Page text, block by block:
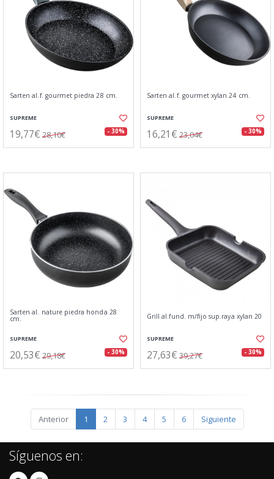
Sarten al.f. gourmet piedra 28 cm.
SUPREME
19,77€ 28,10€ - 30%
Sarten al.f. gourmet xylan 24 cm.
SUPREME
16,21€ 23,04€ - 30%
Sarten al. nature piedra honda 28
cm.
SUPREME
20,53€ 29,18€ - 30%
Grill al.fund. m/fijo sup.raya xylan 20
SUPREME
27,63€ 39,27€ - 30%
Anterior 1 2 3 4 5 6 Siguiente
Síguenos en: